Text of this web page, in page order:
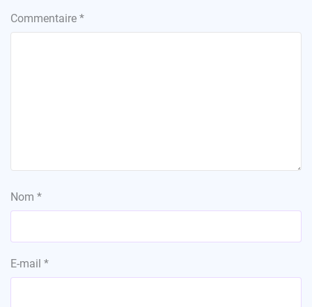
Commentaire *
Nom *
E-mail *